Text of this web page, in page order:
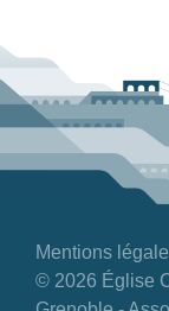
Mentions
© 2026 Église